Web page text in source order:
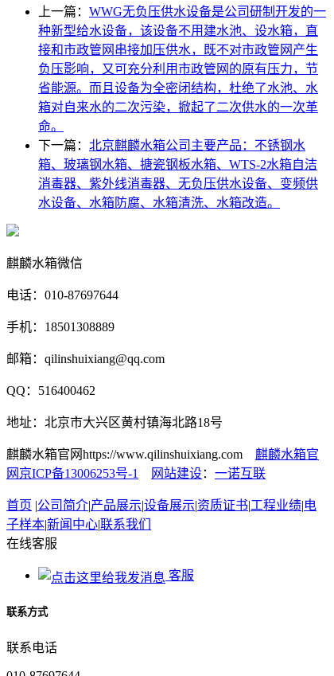
上一篇： WWG无负压供水设备是公司研制开发的一
种新型给水设备，该设备不用建水池、设水箱，直
接和市政管网串接加压供水，既不对市政管网产生
负压影响，又可充分利用市政管网的原有压力，节
省能源。而且设备为全密闭结构，杜绝了水池、水
箱对自来水的二次污染，掀起了二次供水的一次革
命。
下一篇： 北京麒麟水箱公司主要产品：不锈钢水
箱、玻璃钢水箱、搪瓷钢板水箱、WTS-2水箱自洁
消毒器、紫外线消毒器、无负压供水设备、变频供
水设备、水箱防腐、水箱清洗、水箱改造。
麒麟水箱微信
电话：010-87697644
手机：18501308889
邮箱：qilinshuixiang@qq.com
QQ：516400462
地址：北京市大兴区黄村镇海北路18号
麒麟水箱官网https://www.qilinshuixiang.com 麒麟水箱官
网京ICP备13006253号-1
网站建设： 一诺互联
首页 |公司简介|产品展示|设备展示|资质证书|工程业绩|电
子样本|新闻中心|联系我们
在线客服
客服
联系方式
联系电话